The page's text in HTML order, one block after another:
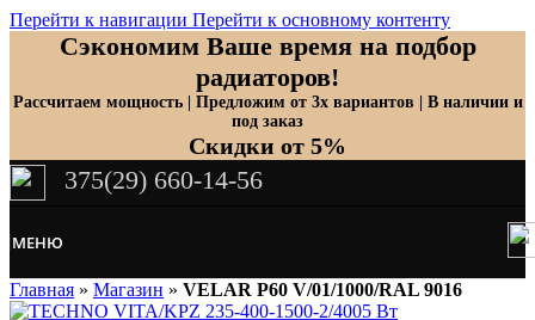
Перейти к навигации Перейти к основному контенту
Сэкономим Ваше время на подбор
радиаторов!
Рассчитаем мощность | Предложим от 3х вариантов | В наличии и
под заказ
Скидки от 5%
375(29) 660-14-56
МЕНЮ
Главная » Магазин » VELAR P60 V/01/1000/RAL 9016